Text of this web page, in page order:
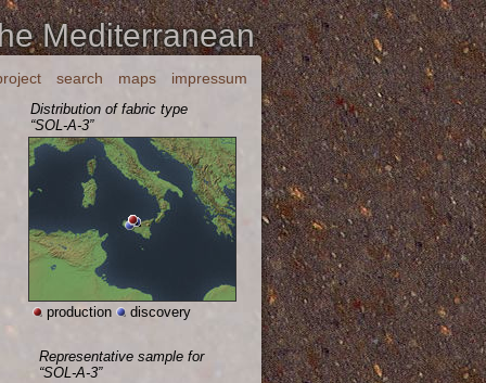
Mediterranean
search maps impressum
Distribution of fabric type
“SOL-A-3”
production discovery
Representative sample for
“SOL-A-3”